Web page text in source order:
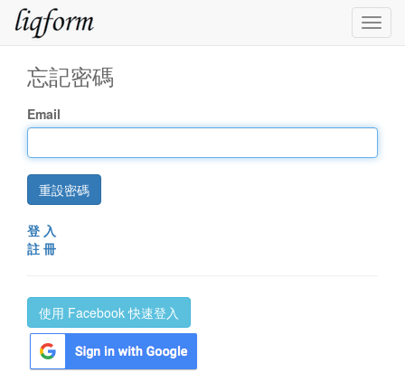
忘記密碼
Email
登 入
註 冊
使用 Facebook 快速登入